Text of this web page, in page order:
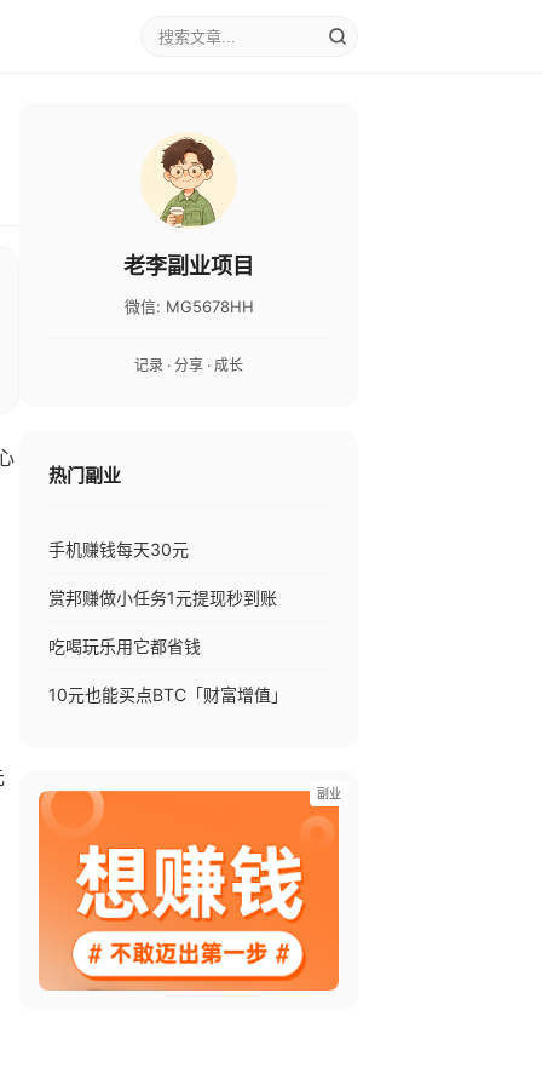
老李副业项目
微信: MG5678HH
记录 · 分享 · 成长
热门副业
手机赚钱每天30元
赏邦赚做小任务1元提现秒到账
吃喝玩乐用它都省钱
10元也能买点BTC「财富增值」
副业